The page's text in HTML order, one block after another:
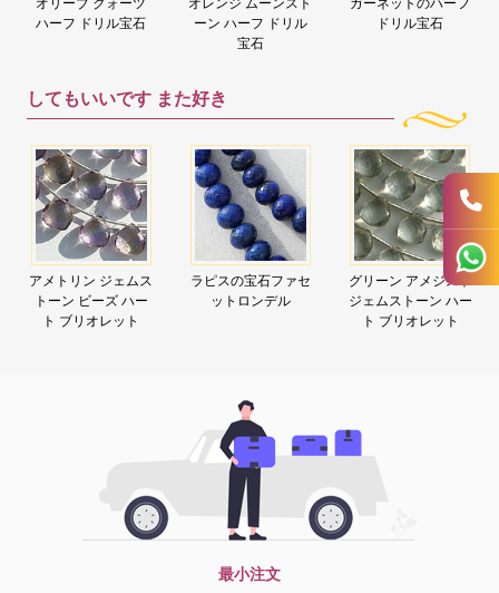
ハーフ ドリル宝石
ーン ハーフ ドリル
宝石
ドリル宝石
してもいいです また好き
アメトリン ジェムス
トーン ビーズ ハー
ト ブリオレット
ラピスの宝石ファセ
ットロンデル
グリーン アメジスト
ジェムストーン ハー
ト ブリオレット
最小注文